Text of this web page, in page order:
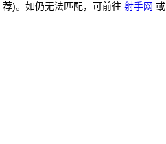
荐)。如仍无法匹配，可前往 射手网 或